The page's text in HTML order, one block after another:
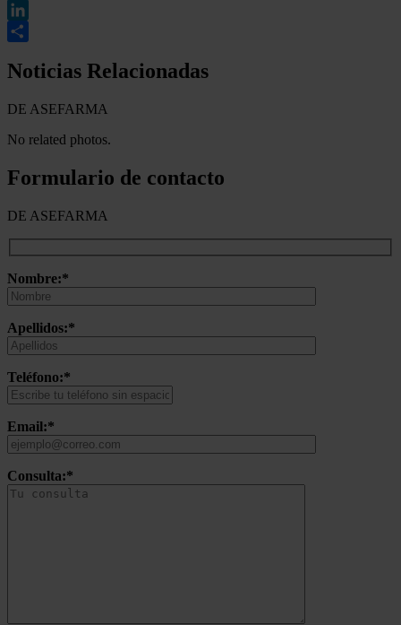
WhatsApp
LinkedIn
Noticias Relacionadas
DE ASEFARMA
No related photos.
Formulario de contacto
DE ASEFARMA
Nombre:*
Apellidos:*
Teléfono:*
Email:*
Consulta:*